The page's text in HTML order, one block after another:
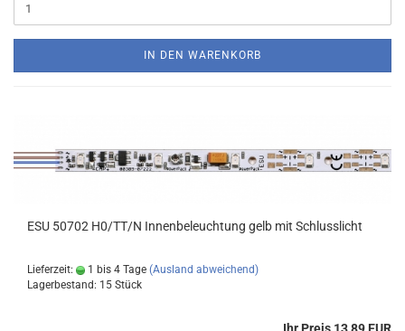
IN DEN WARENKORB
ESU 50702 H0/TT/N Innenbeleuchtung gelb mit Schlusslicht
Lieferzeit: 1 bis 4 Tage (Ausland abweichend)
Lagerbestand: 15 Stück